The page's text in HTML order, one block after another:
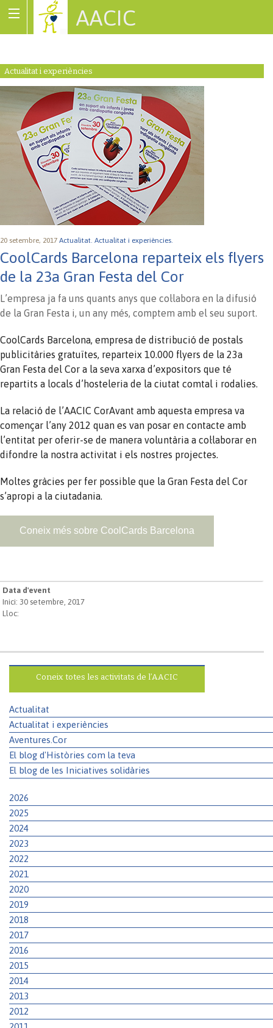
AACIC
Actualitat i experiències
20 setembre, 2017 Actualitat. Actualitat i experiències.
CoolCards Barcelona reparteix els flyers
de la 23a Gran Festa del Cor
L’empresa ja fa uns quants anys que col·labora en la difusió
de la Gran Festa i, un any més, comptem amb el seu suport.
CoolCards Barcelona, empresa de distribució de postals
publicitàries gratuïtes, reparteix 10.000 flyers de la 23a
Gran Festa del Cor a la seva xarxa d’expositors que té
repartits a locals d’hosteleria de la ciutat comtal i rodalies.
La relació de l’AACIC CorAvant amb aquesta empresa va
començar l’any 2012 quan es van posar en contacte amb
l’entitat per oferir-se de manera voluntària a col·laborar en
difondre la nostra activitat i els nostres projectes.
Moltes gràcies per fer possible que la Gran Festa del Cor
s’apropi a la ciutadania.
Coneix més sobre CoolCards Barcelona
Data d'event
Inici: 30 setembre, 2017
Lloc:
Coneix totes les activitats de l’AACIC
Actualitat
Actualitat i experiències
Aventures.Cor
El blog d'Històries com la teva
El blog de les Iniciatives solidàries
2026
2025
2024
2023
2022
2021
2020
2019
2018
2017
2016
2015
2014
2013
2012